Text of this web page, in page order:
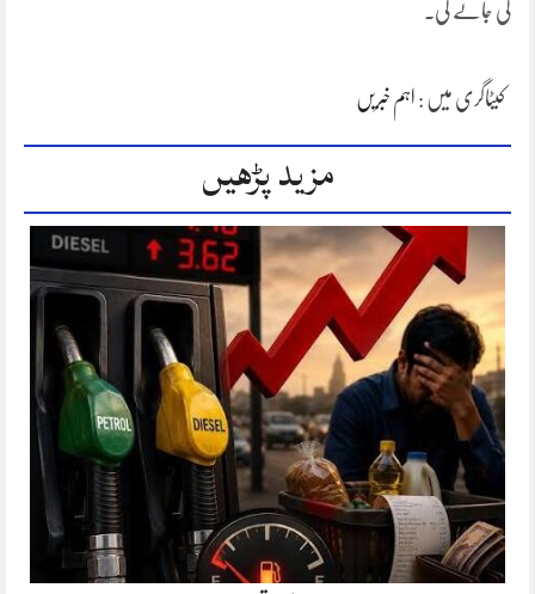
کی جائے گی۔
کیٹاگری میں : اہم خبریں
مزید پڑھیں